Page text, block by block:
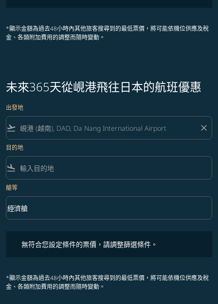
*顯示金額為過去48小時內其他旅客搜尋到的最低票價，將可能依機位供應及稅
金、各類附加費用的調整而隨時變動。
未來365天從峴港飛往日本的航班優惠
出發地
flight_takeoff close
目的地
flight_land
艙等
艙等 option 經濟艙 Selected
經濟艙
keyboard_arrow_down
無符合您設定條件的票價，請調整篩選條件。
*顯示金額為過去48小時內其他旅客搜尋到的最低票價，將可能依機位供應及稅
金、各類附加費用的調整而隨時變動。